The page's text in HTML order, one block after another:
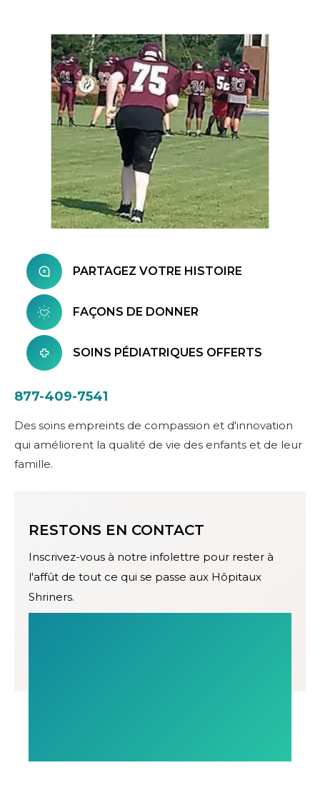
PARTAGEZ VOTRE HISTOIRE
FAÇONS DE DONNER
SOINS PÉDIATRIQUES OFFERTS
877-409-7541
Des soins empreints de compassion et d'innovation
qui améliorent la qualité de vie des enfants et de leur
famille.
RESTONS EN CONTACT
Inscrivez-vous à notre infolettre pour rester à
l'affût de tout ce qui se passe aux Hôpitaux
Shriners.